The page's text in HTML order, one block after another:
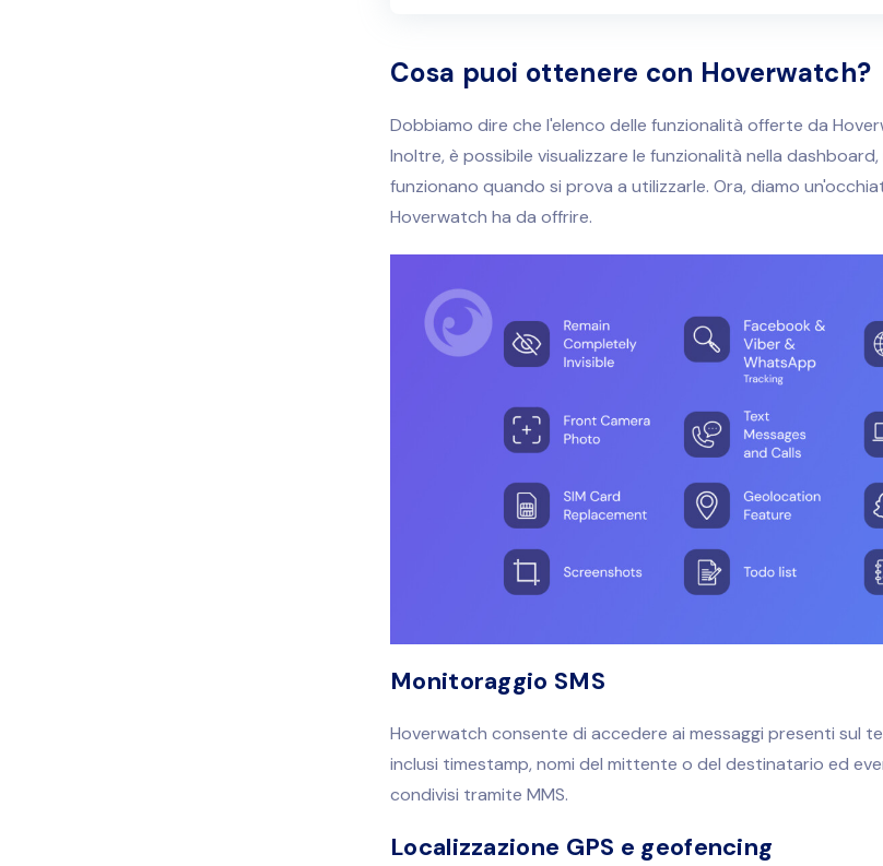
Cosa puoi ottenere con Hoverwatch?
Dobbiamo dire che l'elenco delle funzionalità offerte da
Inoltre, è possibile visualizzare le funzionalità nella
funzionano quando si prova a utilizzarle. Ora, diamo
Hoverwatch ha da offrire.
Monitoraggio SMS
Hoverwatch consente di accedere ai messaggi presenti sul
inclusi timestamp, nomi del mittente o del destinatario ed
condivisi tramite MMS.
Localizzazione GPS e geofencing